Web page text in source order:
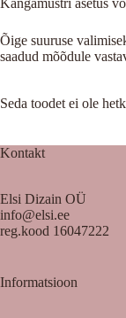
Õige suuruse
saadud mõõdule
Seda toodet ei ole
Kontakt
Elsi Dizain OÜ
info@elsi.ee
reg.kood 16047222
Informatsioon